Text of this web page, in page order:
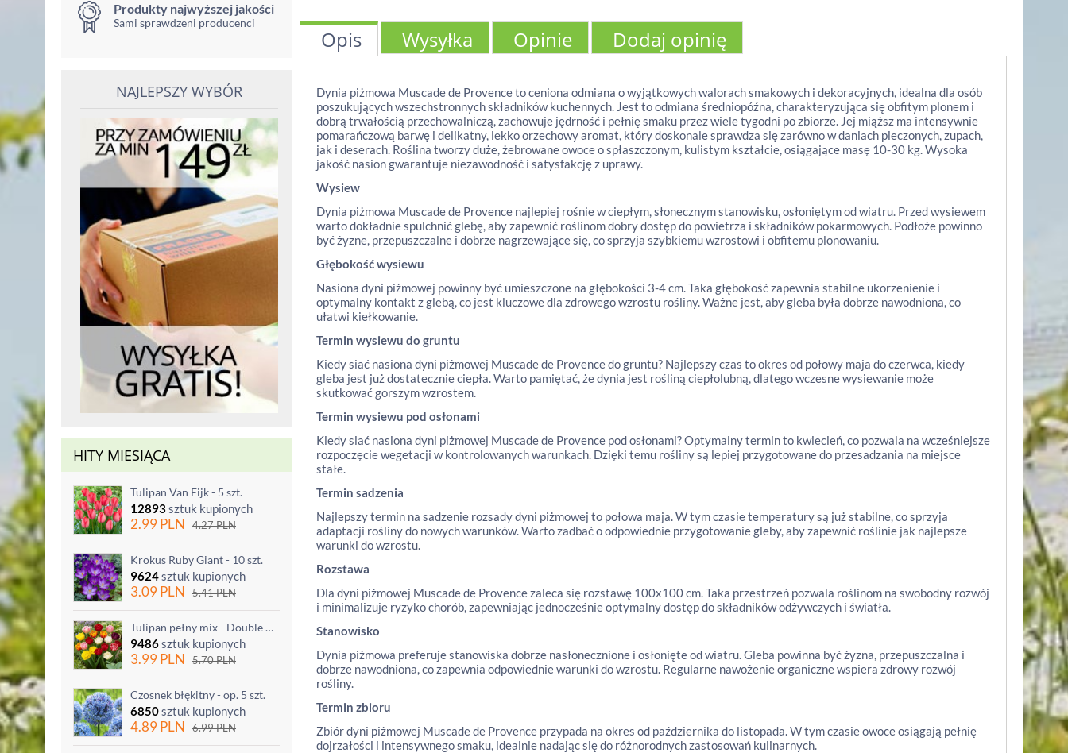
Produkty najwyższej jakości
Sami sprawdzeni producenci
NAJLEPSZY WYBÓR
HITY MIESIĄCA
Tulipan Van Eijk - 5 szt.
12893sztuk kupionych
2.99PLN 4.27PLN
Krokus Ruby Giant - 10 szt.
9624sztuk kupionych
3.09PLN 5.41PLN
Tulipan pełny mix - Double mix - 5 szt.
9486sztuk kupionych
3.99PLN 5.70PLN
Czosnek błękitny - op. 5 szt.
6850sztuk kupionych
4.89PLN 6.99PLN
Opis Wysyłka Opinie Dodaj opinię
Dynia piżmowa Muscade de Provence to ceniona odmiana o wyjątkowych walorach smakowych i dekoracyjnych, idealna dla osób
poszukujących wszechstronnych składników kuchennych. Jest to odmiana średniopóźna, charakteryzująca się obfitym plonem i
dobrą trwałością przechowalniczą, zachowuje jędrność i pełnię smaku przez wiele tygodni po zbiorze. Jej miąższ ma intensywnie
pomarańczową barwę i delikatny, lekko orzechowy aromat, który doskonale sprawdza się zarówno w daniach pieczonych, zupach,
jak i deserach. Roślina tworzy duże, żebrowane owoce o spłaszczonym, kulistym kształcie, osiągające masę 10-30 kg. Wysoka
jakość nasion gwarantuje niezawodność i satysfakcję z uprawy.
Wysiew
Dynia piżmowa Muscade de Provence najlepiej rośnie w ciepłym, słonecznym stanowisku, osłoniętym od wiatru. Przed wysiewem
warto dokładnie spulchnić glebę, aby zapewnić roślinom dobry dostęp do powietrza i składników pokarmowych. Podłoże powinno
być żyzne, przepuszczalne i dobrze nagrzewające się, co sprzyja szybkiemu wzrostowi i obfitemu plonowaniu.
Głębokość wysiewu
Nasiona dyni piżmowej powinny być umieszczone na głębokości 3-4 cm. Taka głębokość zapewnia stabilne ukorzenienie i
optymalny kontakt z glebą, co jest kluczowe dla zdrowego wzrostu rośliny. Ważne jest, aby gleba była dobrze nawodniona, co
ułatwi kiełkowanie.
Termin wysiewu do gruntu
Kiedy siać nasiona dyni piżmowej Muscade de Provence do gruntu? Najlepszy czas to okres od połowy maja do czerwca, kiedy
gleba jest już dostatecznie ciepła. Warto pamiętać, że dynia jest rośliną ciepłolubną, dlatego wczesne wysiewanie może
skutkować gorszym wzrostem.
Termin wysiewu pod osłonami
Kiedy siać nasiona dyni piżmowej Muscade de Provence pod osłonami? Optymalny termin to kwiecień, co pozwala na wcześniejsze
rozpoczęcie wegetacji w kontrolowanych warunkach. Dzięki temu rośliny są lepiej przygotowane do przesadzania na miejsce
stałe.
Termin sadzenia
Najlepszy termin na sadzenie rozsady dyni piżmowej to połowa maja. W tym czasie temperatury są już stabilne, co sprzyja
adaptacji rośliny do nowych warunków. Warto zadbać o odpowiednie przygotowanie gleby, aby zapewnić roślinie jak najlepsze
warunki do wzrostu.
Rozstawa
Dla dyni piżmowej Muscade de Provence zaleca się rozstawę 100x100 cm. Taka przestrzeń pozwala roślinom na swobodny rozwój
i minimalizuje ryzyko chorób, zapewniając jednocześnie optymalny dostęp do składników odżywczych i światła.
Stanowisko
Dynia piżmowa preferuje stanowiska dobrze nasłonecznione i osłonięte od wiatru. Gleba powinna być żyzna, przepuszczalna i
dobrze nawodniona, co zapewnia odpowiednie warunki do wzrostu. Regularne nawożenie organiczne wspiera zdrowy rozwój
rośliny.
Termin zbioru
Zbiór dyni piżmowej Muscade de Provence przypada na okres od października do listopada. W tym czasie owoce osiągają pełnię
dojrzałości i intensywnego smaku, idealnie nadając się do różnorodnych zastosowań kulinarnych.